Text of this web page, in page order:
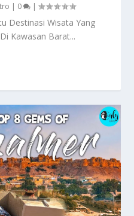
| 0 |
Destinasi Wisata Yang
Kawasan Barat...